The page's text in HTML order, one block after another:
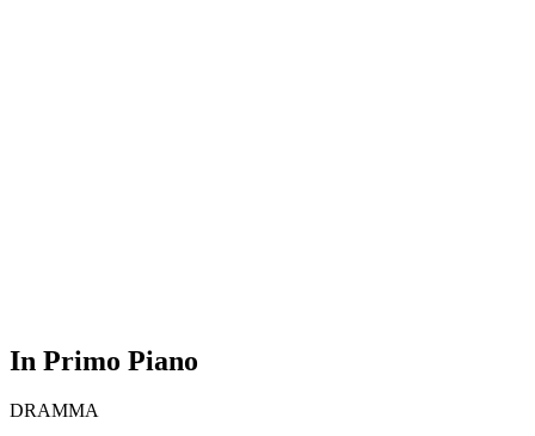
In Primo Piano
DRAMMA